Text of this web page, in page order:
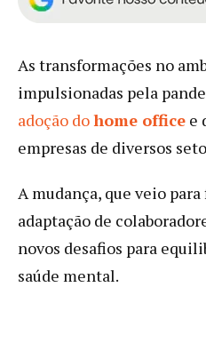
As transformações no
impulsionadas pela
adoção dohome office e
empresas de diversos
A mudança, que veio
adaptação de
novos desafios para
saúde mental.